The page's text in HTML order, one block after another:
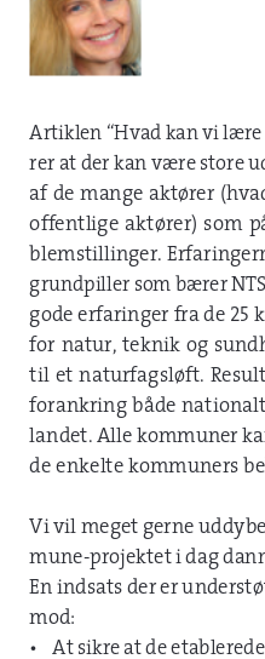
Artiklen “Hvad kan vi lære
rer at der kan være store
af de mange aktører
offentlige  aktører)  som
blemstillinger.
grundpiller som bærer
gode erfaringer fra de 25
for  natur,  teknik  og
til  et  naturfagsløft.
forankring både
landet. Alle kommuner
de enkelte kommuners
Vi vil meget gerne
mune-projektet i dag
En indsats der er
mod:
At sikre at de